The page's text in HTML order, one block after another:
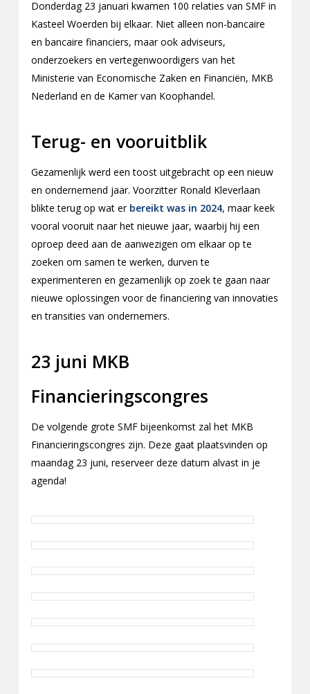
Donderdag 23 januari kwamen 100 relaties van SMF in
Kasteel Woerden bij elkaar. Niet alleen non-bancaire
en bancaire financiers, maar ook adviseurs,
onderzoekers en vertegenwoordigers van het
Ministerie van Economische Zaken en Financiën, MKB
Nederland en de Kamer van Koophandel.
Terug- en vooruitblik
Gezamenlijk werd een toost uitgebracht op een nieuw
en ondernemend jaar. Voorzitter Ronald Kleverlaan
blikte terug op wat er bereikt was in 2024, maar keek
vooral vooruit naar het nieuwe jaar, waarbij hij een
oproep deed aan de aanwezigen om elkaar op te
zoeken om samen te werken, durven te
experimenteren en gezamenlijk op zoek te gaan naar
nieuwe oplossingen voor de financiering van innovaties
en transities van ondernemers.
23 juni MKB
Financieringscongres
De volgende grote SMF bijeenkomst zal het MKB
Financieringscongres zijn. Deze gaat plaatsvinden op
maandag 23 juni, reserveer deze datum alvast in je
agenda!